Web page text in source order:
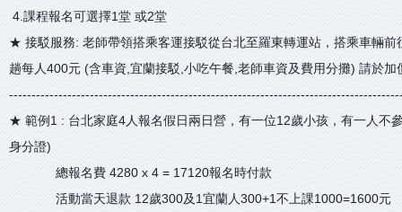
4.課程報名可選擇1堂 或2堂
★ 接駁服務: 老師帶領搭乘客運接駁從台北至羅東轉運站，搭乘車輛前
趟每人400元 (含車資,宜蘭接駁,小吃午餐,老師車資及費用分攤) 請於加
★ 範例1 : 台北家庭4人報名假日兩日營，有一位12歲小孩，有一人不
身分證)
總報名費 4280 x 4 = 17120報名時付款
活動當天退款 12歲300及1宜蘭人300+1不上課1000=1600元